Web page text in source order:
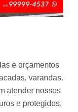
e orçamentos
varandas.
atender nossos
e protegidos,